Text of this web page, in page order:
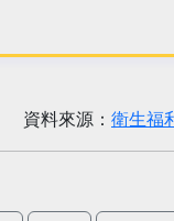
資料來源： 衛生福